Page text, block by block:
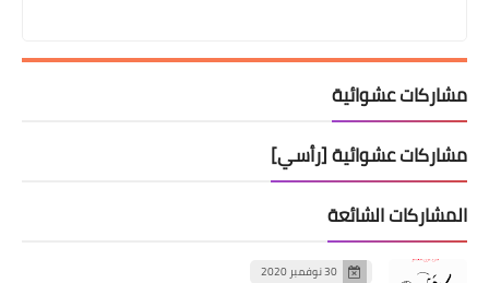
مشاركات عشوائية
مشاركات عشوائية [رأسي]
المشاركات الشائعة
30 نوفمبر 2020